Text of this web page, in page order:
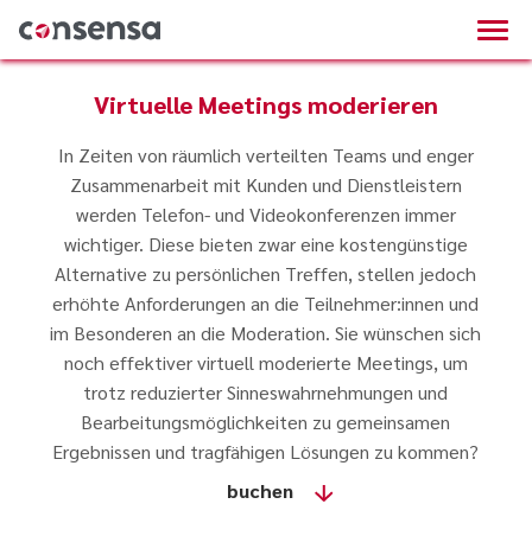
Virtuelle Meetings moderieren
In Zeiten von räumlich verteilten Teams und enger
Zusammenarbeit mit Kunden und Dienstleistern
werden Telefon- und Videokonferenzen immer
wichtiger. Diese bieten zwar eine kostengünstige
Alternative zu persönlichen Treffen, stellen jedoch
erhöhte Anforderungen an die Teilnehmer:innen und
im Besonderen an die Moderation. Sie wünschen sich
noch effektiver virtuell moderierte Meetings, um
trotz reduzierter Sinneswahrnehmungen und
Bearbeitungsmöglichkeiten zu gemeinsamen
Ergebnissen und tragfähigen Lösungen zu kommen?
buchen